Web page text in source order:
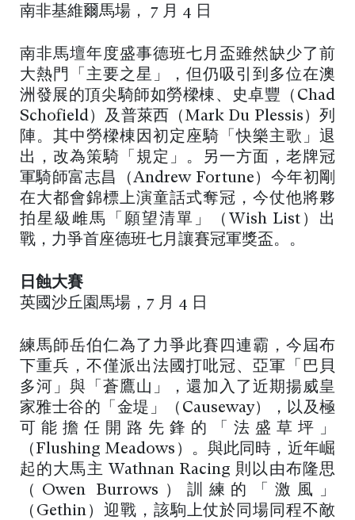
南非基維爾馬場， 7 月 4 日
南非馬壇年度盛事德班七月盃雖然缺少了前
大熱門「主要之星」，但仍吸引到多位在澳
洲發展的頂尖騎師如勞樑棟、史卓豐（Chad
Schofield）及普萊西（Mark Du Plessis）列
陣。其中勞樑棟因初定座騎「快樂主歌」退
出，改為策騎「規定」。另一方面，老牌冠
軍騎師富志昌（Andrew Fortune）今年初剛
在大都會錦標上演童話式奪冠，今仗他將夥
拍星級雌馬「願望清單」（Wish List）出
戰，力爭首座德班七月讓賽冠軍獎盃。。
日蝕大賽
英國沙丘園馬場，7 月 4 日
練馬師岳伯仁為了力爭此賽四連霸，今屆布
下重兵，不僅派出法國打吡冠、亞軍「巴貝
多河」與「蒼鷹山」，還加入了近期揚威皇
家雅士谷的「金堤」（Causeway），以及極
可能擔任開路先鋒的「法盛草坪」
（Flushing Meadows）。與此同時，近年崛
起的大馬主 Wathnan Racing 則以由布隆思
（Owen Burrows）訓練的「激風」
（Gethin）迎戰，該駒上仗於同場同程不敵